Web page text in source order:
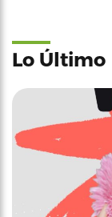
Lo Último